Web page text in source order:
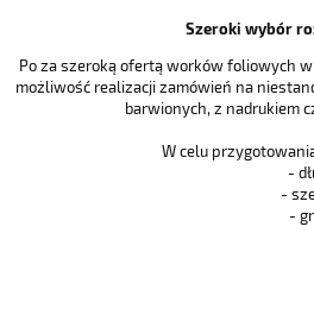
Szeroki wybór
Po za szeroką ofertą worków foliowych
możliwość realizacji zamówień na
barwionych, z nadrukiem
W celu
-
-
-